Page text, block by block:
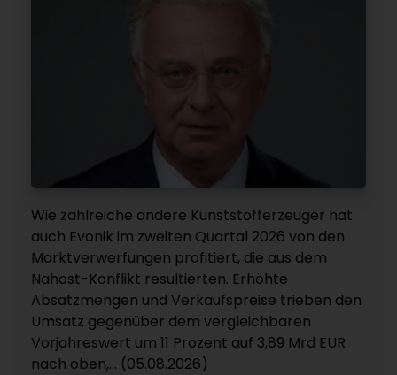
Wie zahlreiche andere Kunststofferzeuger hat
auch Evonik im zweiten Quartal 2026 von den
Marktverwerfungen profitiert, die aus dem
Nahost-Konflikt resultierten. Erhöhte
Absatzmengen und Verkaufspreise trieben den
Umsatz gegenüber dem vergleichbaren
Vorjahreswert um 11 Prozent auf 3,89 Mrd EUR
nach oben,... (05.08.2026)